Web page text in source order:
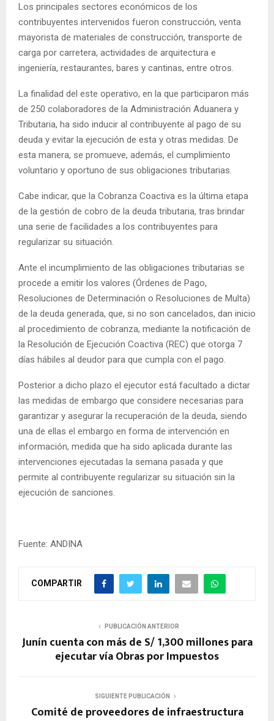
Los principales sectores económicos de los
contribuyentes intervenidos fueron construcción, venta
mayorista de materiales de construcción, transporte de
carga por carretera, actividades de arquitectura e
ingeniería, restaurantes, bares y cantinas, entre otros.
La finalidad del este operativo, en la que participaron más
de 250 colaboradores de la Administración Aduanera y
Tributaria, ha sido inducir al contribuyente al pago de su
deuda y evitar la ejecución de esta y otras medidas. De
esta manera, se promueve, además, el cumplimiento
voluntario y oportuno de sus obligaciones tributarias.
Cabe indicar, que la Cobranza Coactiva es la última etapa
de la gestión de cobro de la deuda tributaria, tras brindar
una serie de facilidades a los contribuyentes para
regularizar su situación.
Ante el incumplimiento de las obligaciones tributarias se
procede a emitir los valores (Órdenes de Pago,
Resoluciones de Determinación o Resoluciones de Multa)
de la deuda generada, que, si no son cancelados, dan inicio
al procedimiento de cobranza, mediante la notificación de
la Resolución de Ejecución Coactiva (REC) que otorga 7
días hábiles al deudor para que cumpla con el pago.
Posterior a dicho plazo el ejecutor está facultado a dictar
las medidas de embargo que considere necesarias para
garantizar y asegurar la recuperación de la deuda, siendo
una de ellas el embargo en forma de intervención en
información, medida que ha sido aplicada durante las
intervenciones ejecutadas la semana pasada y que
permite al contribuyente regularizar su situación sin la
ejecución de sanciones.
Fuente: ANDINA
COMPARTIR
PUBLICACIÓN ANTERIOR
Junín cuenta con más de S/ 1,300 millones para
ejecutar vía Obras por Impuestos
SIGUIENTE PUBLICACIÓN
Comité de proveedores de infraestructura